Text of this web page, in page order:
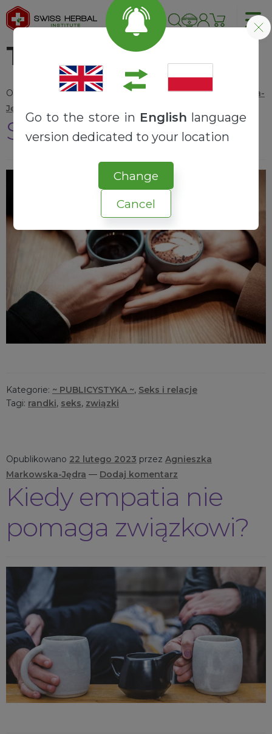
Go to the store in English language
version dedicated to your location
Change
Cancel
Tag: związki
Opublikowano8 marca 2023
Agnieszka Markowska-
Jędra
Seks i kłamstwa
Kategorie: ~ PUBLICYSTYKA ~, Seks i relacje
Tagi: randki, seks, związki
Opublikowano 22 lutego 2023 przez Agnieszka
Markowska-Jędra — Dodaj komentarz
Kiedy empatia nie
pomaga związkowi?